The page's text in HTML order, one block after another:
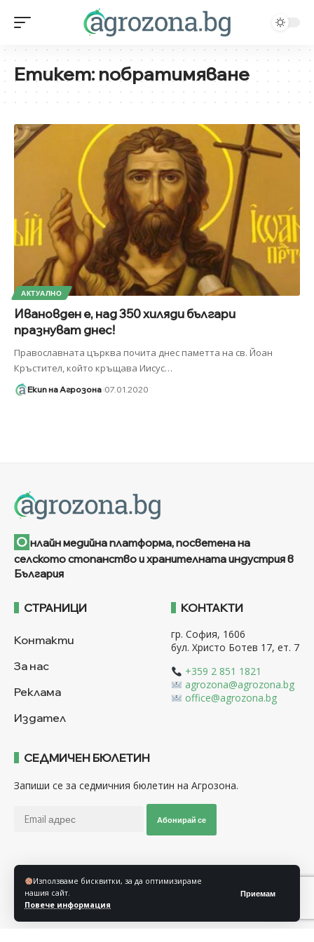
Използваме бисквитки, за да оптимизираме
нашия сайт.
Повече информация
Приемам
Етикет:побратимяване
АКТУАЛНО
Ивановден е, над 350 хиляди българи
празнуват днес!
Православната църква почита днес паметта на св. Йоан
Кръстител, който кръщава Иисус…
Екип на Агрозона 07.01.2020
О нлайн медийна платформа, посветена на
селското стопанство и хранителната индустрия в
България
СТРАНИЦИ
Контакти
За нас
Реклама
Издател
КОНТАКТИ
гр. София, 1606
бул. Христо Ботев 17, ет. 7
+359 2 851 1821
agrozona@agrozona.bg
office@agrozona.bg
СЕДМИЧЕН БЮЛЕТИН
Запиши се за седмичния бюлетин на Агрозона.
Абонирай се
Последвайте ни